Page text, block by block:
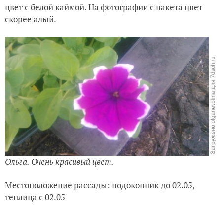
цвет с белой каймой. На фотографии с пакета цвет
скорее алый.
Ольга. Очень красивый цвет.
Местоположение рассады: подоконник до 02.05,
теплица c 02.05